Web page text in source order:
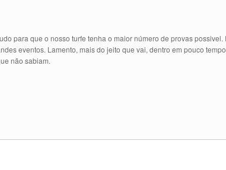
para que o nosso turfe tenha o maior número de provas possivel.
eventos. Lamento, mais do jeito que vai, dentro em pouco
não sabiam.